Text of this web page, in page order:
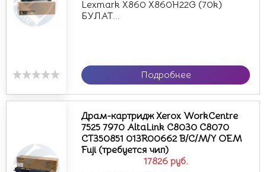
Lexmark X860 X860H22G (70k)
БУЛАТ...
Подробнее
17826 руб.
Драм-картридж Xerox WorkCentre
7525 7970 AltaLink C8030 C8070
CT350851 013R00662 B/C/M/Y OEM
Fuji (требуется чип)